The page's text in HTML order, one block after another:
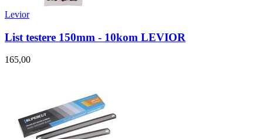
Levior
List testere 150mm - 10kom LEVIOR
165,00